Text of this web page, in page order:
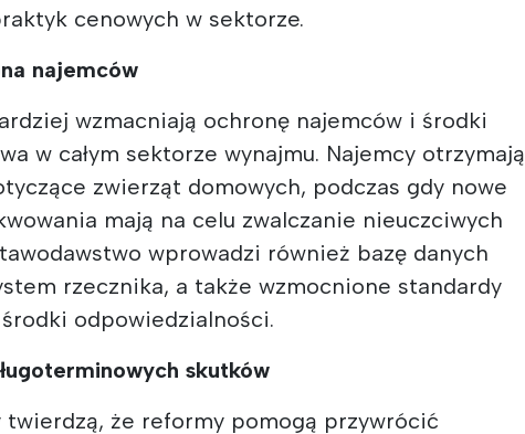
cenowych w sektorze.
najemców
wzmacniają ochronę najemców i środki
w całym sektorze wynajmu. Najemcy otrzymają
zwierząt domowych, podczas gdy nowe
mają na celu zwalczanie nieuczciwych
wprowadzi również bazę danych
rzecznika, a także wzmocnione standardy
odpowiedzialności.
skutków
twierdzą, że reformy pomogą przywrócić